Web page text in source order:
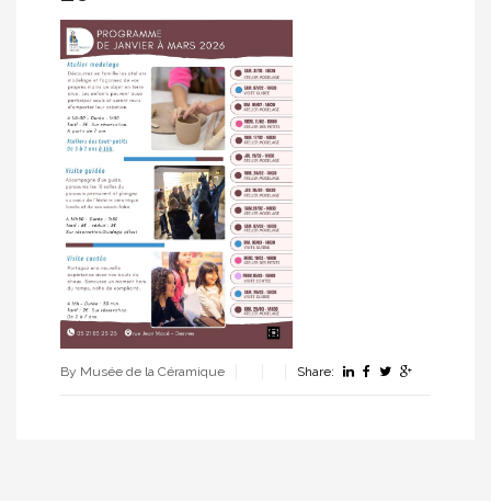
By Musée de la Céramique Share: